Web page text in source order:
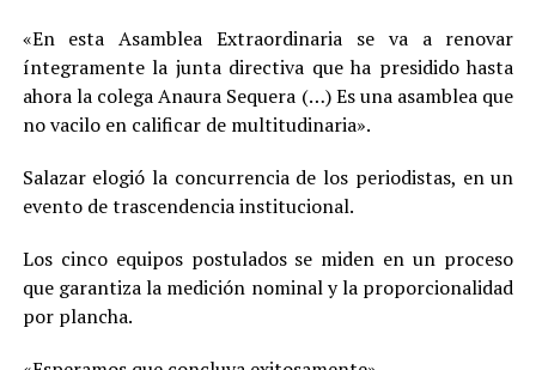
«En esta Asamblea Extraordinaria se va a renovar
íntegramente la junta directiva que ha presidido hasta
ahora la colega Anaura Sequera (…) Es una asamblea que
no vacilo en calificar de multitudinaria».
Salazar elogió la concurrencia de los periodistas, en un
evento de trascendencia institucional.
Los cinco equipos postulados se miden en un proceso
que garantiza la medición nominal y la proporcionalidad
por plancha.